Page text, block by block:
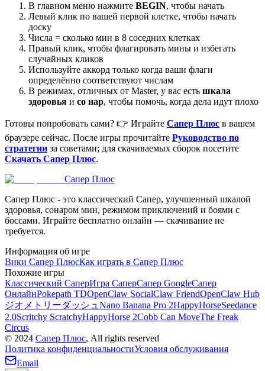
В главном меню нажмите BEGIN, чтобы начать
Левый клик по вашей первой клетке, чтобы начать
доску
Числа = сколько мин в 8 соседних клетках
Правый клик, чтобы флагировать мины и избегать
случайных кликов
Используйте аккорд только когда ваши флаги
определённо соответствуют числам
В режимах, отличных от Master, у вас есть шкала
здоровья и со нар, чтобы помочь, когда дела идут плохо
Готовы попробовать сами? 👉 Играйте Сапер Плюс в вашем
браузере сейчас. После игры прочитайте Руководство по
стратегии за советами; для скачиваемых сборок посетите
Скачать Сапер Плюс.
Сапер Плюс
Сапер Плюс - это классический Сапер, улучшенный шкалой
здоровья, сонаром мин, режимом приключений и боями с
боссами. Играйте бесплатно онлайн — скачивание не
требуется.
Информация об игре
Вики Сапер ПлюсКак играть в Сапер Плюс
Похожие игры
Классический СаперИгра СаперСапер GoogleСапер
ОнлайнPokepath TDOpenClaw SocialClaw FriendOpenClaw Hub
ジオメトリーダッシュNano Banana Pro 2HappyHorseSeedance
2.0Scritchy ScratchyHappyHorse 2Cobb Can MoveThe Freak
Circus
© 2024 Сапер Плюс, All rights reserved
Политика конфиденциальностиУсловия обслуживания
Email